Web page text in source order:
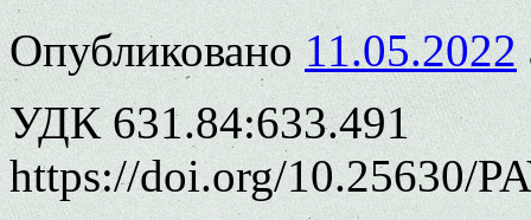
Опубликовано 11.05.2022
УДК 631.84:633.491
https://doi.org/10.25630/